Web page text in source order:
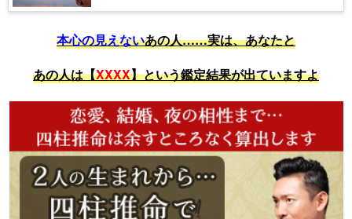
本心の見えないあの人……実は、あなたと
あの人は【XXXX】という鑑定結果が出ていますよ